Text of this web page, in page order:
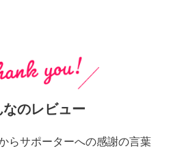
なのレビュー
らサポーターへの感謝の言葉